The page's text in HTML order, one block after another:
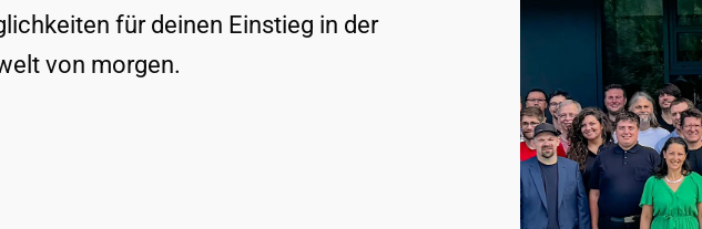
für deinen Einstieg in der
von morgen.